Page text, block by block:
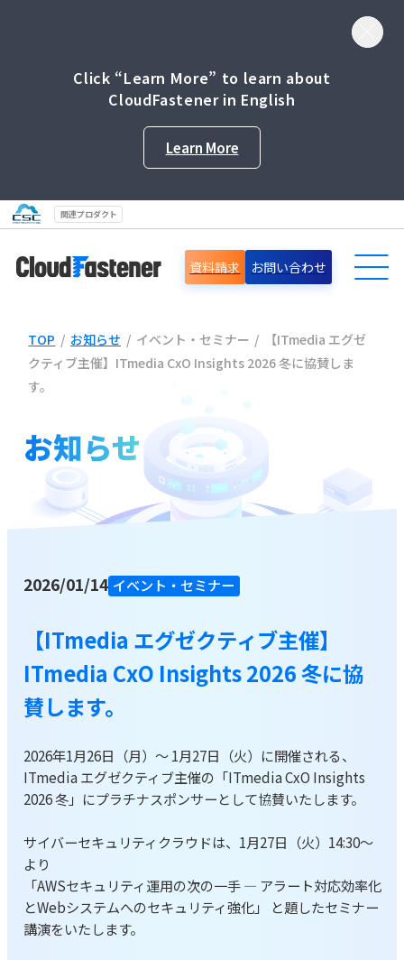
Click “Learn More” to learn about
CloudFastener in English
Learn More
関連プロダクト
導入事例
お役立ち資料
資料請求 お問い合わせ
TOP / お知らせ / イベント・セミナー /
【ITmedia エグゼ
クティブ主催】ITmedia CxO Insights 2026 冬に協賛しま
す。
お知らせ
2026/01/14 イベント・セミナー
【ITmedia エグゼクティブ主催】
ITmedia CxO Insights 2026 冬に協
賛します。
2026年1月26日（月）～ 1月27日（火）に開催される、
ITmedia エグゼクティブ主催の「ITmedia CxO Insights
2026 冬」にプラチナスポンサーとして協賛いたします。
サイバーセキュリティクラウドは、1月27日（火）14:30～
より
「AWSセキュリティ運用の次の一手 ― アラート対応効率化
とWebシステムへのセキュリティ強化」 と題したセミナー
講演をいたします。